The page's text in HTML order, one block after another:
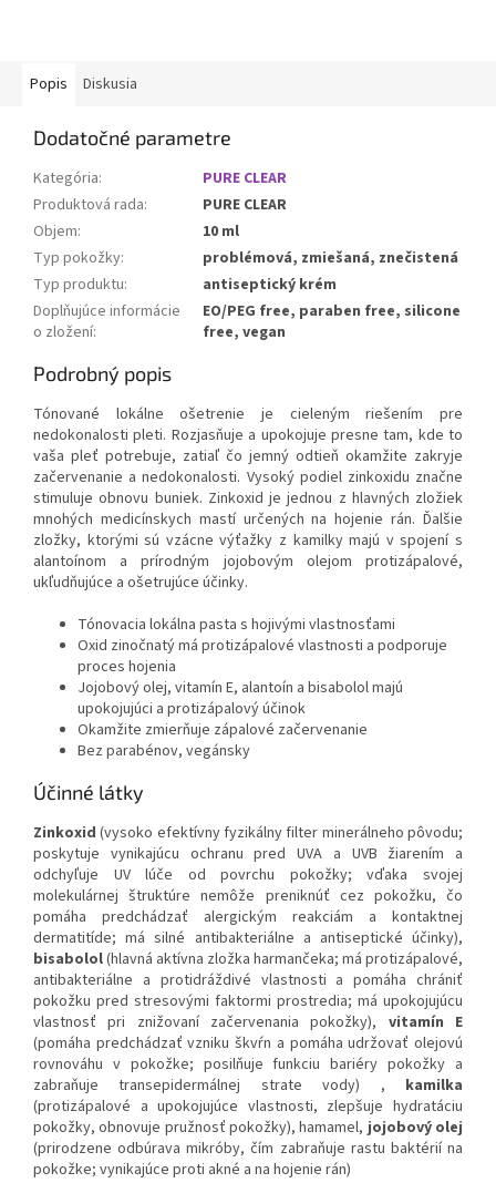
Popis Diskusia
Dodatočné parametre
Kategória:
PURE CLEAR
Produktová rada:
PURE CLEAR
Objem:
10 ml
Typ pokožky:
problémová, zmiešaná, znečistená
Typ produktu:
antiseptický krém
Doplňujúce informácie
o zložení:
EO/PEG free, paraben free, silicone
free, vegan
Podrobný popis
Tónované lokálne ošetrenie je cieleným riešením pre
nedokonalosti pleti. Rozjasňuje a upokojuje presne tam, kde to
vaša pleť potrebuje, zatiaľ čo jemný odtieň okamžite zakryje
začervenanie a nedokonalosti. Vysoký podiel zinkoxidu značne
stimuluje obnovu buniek. Zinkoxid je jednou z hlavných zložiek
mnohých medicínskych mastí určených na hojenie rán. Ďalšie
zložky, ktorými sú vzácne výťažky z kamilky majú v spojení s
alantoínom a prírodným jojobovým olejom protizápalové,
ukľudňujúce a ošetrujúce účinky.
Tónovacia lokálna pasta s hojivými vlastnosťami
Oxid zinočnatý má protizápalové vlastnosti a podporuje
proces hojenia
Jojobový olej, vitamín E, alantoín a bisabolol majú
upokojujúci a protizápalový účinok
Okamžite zmierňuje zápalové začervenanie
Bez parabénov, vegánsky
Účinné látky
Zinkoxid (vysoko efektívny fyzikálny filter minerálneho pôvodu;
poskytuje vynikajúcu ochranu pred UVA a UVB žiarením a
odchyľuje UV lúče od povrchu pokožky; vďaka svojej
molekulárnej štruktúre nemôže preniknúť cez pokožku, čo
pomáha predchádzať alergickým reakciám a kontaktnej
dermatitíde; má silné antibakteriálne a antiseptické účinky),
bisabolol(hlavná aktívna zložka harmančeka; má protizápalové,
antibakteriálne a protidráždivé vlastnosti a pomáha chrániť
pokožku pred stresovými faktormi prostredia; má upokojujúcu
vlastnosť pri znižovaní začervenania pokožky), vitamín E
(pomáha predchádzať vzniku škvŕn a pomáha udržovať olejovú
rovnováhu v pokožke; posilňuje funkciu bariéry pokožky a
zabraňuje transepidermálnej strate vody) , kamilka
(protizápalové a upokojujúce vlastnosti, zlepšuje hydratáciu
pokožky, obnovuje pružnosť pokožky), hamamel, jojobový olej
(prirodzene odbúrava mikróby, čím zabraňuje rastu baktérií na
pokožke; vynikajúce proti akné a na hojenie rán)